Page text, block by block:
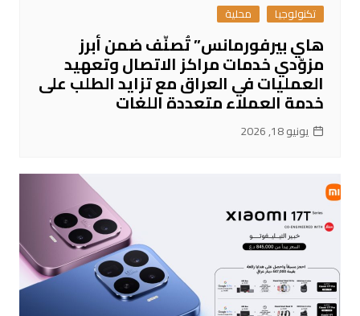
تكنولوجيا محلية
هاي بيرفورمانس” تُصنّف ضمن أبرز
مزوّدي خدمات مراكز الاتصال وتعهيد
العمليات في العراق مع تزايد الطلب على
خدمة العملاء متعددة اللغات
يونيو 18, 2026